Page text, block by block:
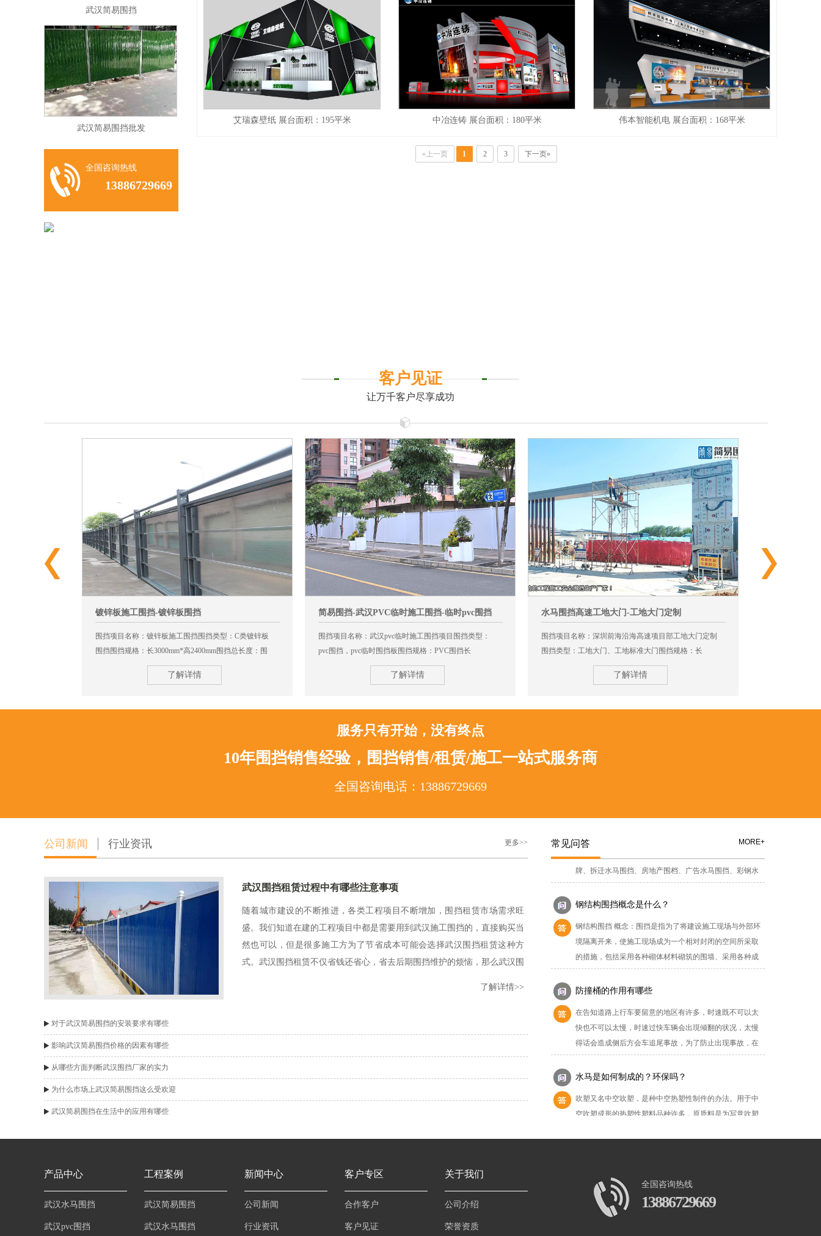
武汉简易围挡
武汉简易围挡批发
全国咨询热线
13886729669
艾瑞森壁纸 展台面积：195平米 中冶连铸 展台面积：180平米 伟本智能机电 展台面积：168平米
«上一页 1 2 3 下一页»
客户见证
让万千客户尽享成功
镀锌板施工围挡-镀锌板围挡
围挡项目名称：镀锌板施工围挡围挡类型：C类镀锌板
围挡围挡规格：长3000mm*高2400mm围挡总长度：围
挡安装总长度380米
了解详情
简易围挡-武汉PVC临时施工围挡-临时pvc围挡
围挡项目名称：武汉pvc临时施工围挡项目围挡类型：
pvc围挡，pvc临时围挡板围挡规格：PVC围挡长
3000mm*高2000mm围挡总长度：pvc临时施工围挡全长
了解详情
水马围挡高速工地大门-工地大门定制
围挡项目名称：深圳前海沿海高速项目部工地大门定制
围挡类型：工地大门、工地标准大门围挡规格：长
14800mm*5600mm
了解详情
服务只有开始，没有终点
10年围挡销售经验，围挡销售/租赁/施工一站式服务商
全国咨询电话：13886729669
常见问答 MORE+
pvc围挡和钢结构围挡各种规格尺寸
pvc围挡和钢结构围挡在我们生活中随处可见，每当有施工
的地方就有围挡的存在，例如工地施工、道路施工、建筑
两种规则的围挡的相关尺寸。PVC围挡的规格尺寸：PVC
快速拆装，安全牢固，具有强大的狂风系数，经济环保。
pvc围挡在深圳随处可见。有很多施工现场pvc围挡的安装，
非按照市政pvc围挡标准要求设置，发现严重损坏，未设置
水马围挡、建筑水马围挡、水马围挡广告、水马围挡广告
马围挡等制造。在我们看来水马围挡的制造很简略，其实
不然，水马围挡看起来简略，但其实在施工时要考虑很多
要素。1、勘测现场的时分技术人员需求先考虑场是否需求
钢结构围挡概念是什么？
境隔离开来，使施工现场成为一个相对封闭的空间所采取
的措施，包括采用各种砌体材料砌筑的围墙、采用各种成
型板材构成的维护体等。建设工程工地四周应按规定设置
连续、密闭的围栏；建造多层、高层建筑的还应设置安全
防护设施。1、在市区主要路段和市容景观道路及机场、码
防撞桶的作用有哪些
快也不可以太慢，时速过快车辆会出現倾翻的状况，太慢
得话会造成侧后方会车追尾事故，为了防止出现事故，在
高速路上都是置放防撞桶，今日就来说说防撞桶的作用是
什么。伴随着当今社会上车辆的提升，交通事故的发生几
率愈来愈大，无论是在高速路上还是在市政道路上，交通
水马是如何制成的？环保吗？
空吹塑成形的热塑性塑料品种许多，原质料是为写意吹塑
制品的功效、性能要求，吹塑级的质料很丰厚，常用的原
质料是聚乙烯、聚丙烯、聚氯乙烯和热塑性聚酯等，也能
马围挡的制成：塑料型胚（中空塑料管的挤出）；我的电
工程施工等周围就用围挡围着，今天我们就来给大家说这
两种规则的围挡的相关尺寸。PVC围挡的规格尺寸：PVC
围挡产品的特点就是：简易方便、组合安装、运输方便可
pvc围挡-市政标准围挡要求
公司新闻 行业资讯 更多>>
武汉围挡租赁过程中有哪些注意事项
随着城市建设的不断推进，各类工程项目不断增加，围挡租赁市场需求旺
盛。我们知道在建的工程项目中都是需要用到武汉施工围挡的，直接购买当
然也可以，但是很多施工方为了节省成本可能会选择武汉围挡租赁这种方
式。武汉围挡租赁不仅省钱还省心，省去后期围挡维护的烦恼，那么武汉围
了解详情>>
对于武汉简易围挡的安装要求有哪些
影响武汉简易围挡价格的因素有哪些
从哪些方面判断武汉围挡厂家的实力
为什么市场上武汉简易围挡这么受欢迎
武汉简易围挡在生活中的应用有哪些
产品中心
武汉水马围挡
武汉pvc围挡
工程案例
武汉简易围挡
武汉水马围挡
新闻中心
公司新闻
行业资讯
客户专区
合作客户
客户见证
关于我们
公司介绍
荣誉资质
全国咨询热线
13886729669